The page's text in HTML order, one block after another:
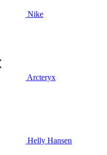
Nike
Arcteryx
Helly Hansen